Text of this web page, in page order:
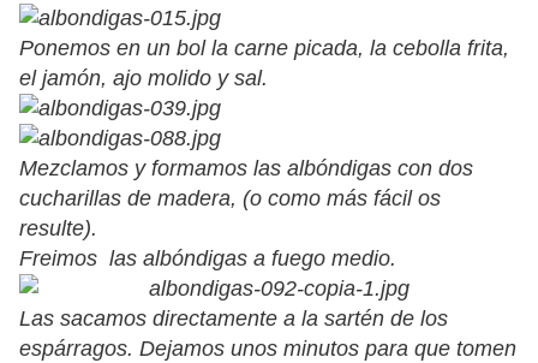
Ponemos en un bol la carne picada, la cebolla frita,
el jamón, ajo molido y sal.
Mezclamos y formamos las albóndigas con dos
cucharillas de madera, (o como más fácil os
resulte).
Freimos las albóndigas a fuego medio.
Las sacamos directamente a la sartén de los
espárragos. Dejamos unos minutos para que tomen